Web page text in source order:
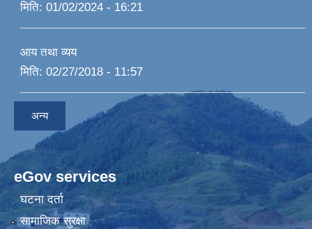
मिति: 01/02/2024 - 16:21
आय तथा व्यय
मिति: 02/27/2018 - 11:57
अन्य
eGov services
घटना दर्ता
सामाजिक सुरक्षा